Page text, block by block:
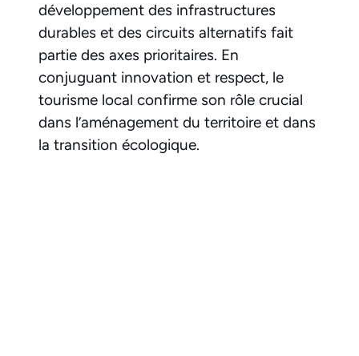
développement des infrastructures
durables et des circuits alternatifs fait
partie des axes prioritaires. En
conjuguant innovation et respect, le
tourisme local confirme son rôle crucial
dans l’aménagement du territoire et dans
la transition écologique.